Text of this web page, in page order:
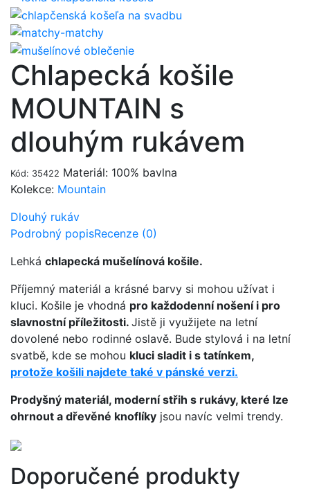
Chlapecká košile
MOUNTAIN s
dlouhým rukávem
Kód: 35422 Materiál: 100% bavlna
Kolekce: Mountain
Dlouhý rukáv
Podrobný popisRecenze (0)
Lehká chlapecká mušelínová košile.
Příjemný materiál a krásné barvy si mohou užívat i
kluci. Košile je vhodná pro každodenní nošení i pro
slavnostní příležitosti. Jistě ji využijete na letní
dovolené nebo rodinné oslavě. Bude stylová i na letní
svatbě, kde se mohou kluci sladit i s tatínkem,
protože košili najdete také v pánské verzi.
Prodyšný materiál, moderní střih s rukávy, které lze
ohrnout a dřevěné knoflíky jsou navíc velmi trendy.
Doporučené produkty